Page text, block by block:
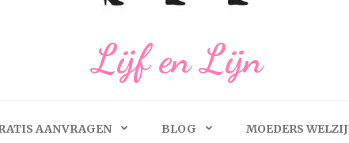
Lijf en Lijn
AANVRAGEN BLOG MOEDERS